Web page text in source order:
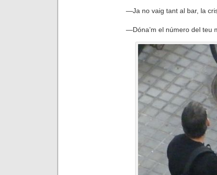
—Ja no vaig tant al bar, la
—Dóna’m el número del teu